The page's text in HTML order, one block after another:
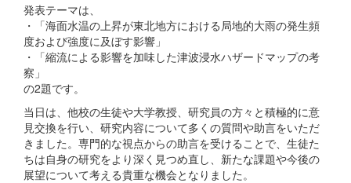
発表テーマは、
・「海面水温の上昇が東北地方における局地的大雨の発生頻
度および強度に及ぼす影響」
・「縮流による影響を加味した津波浸水ハザードマップの考
察」
の2題です。
当日は、他校の生徒や大学教授、研究員の方々と積極的に意
見交換を行い、研究内容について多くの質問や助言をいただ
きました。専門的な視点からの助言を受けることで、生徒た
ちは自身の研究をより深く見つめ直し、新たな課題や今後の
展望について考える貴重な機会となりました。